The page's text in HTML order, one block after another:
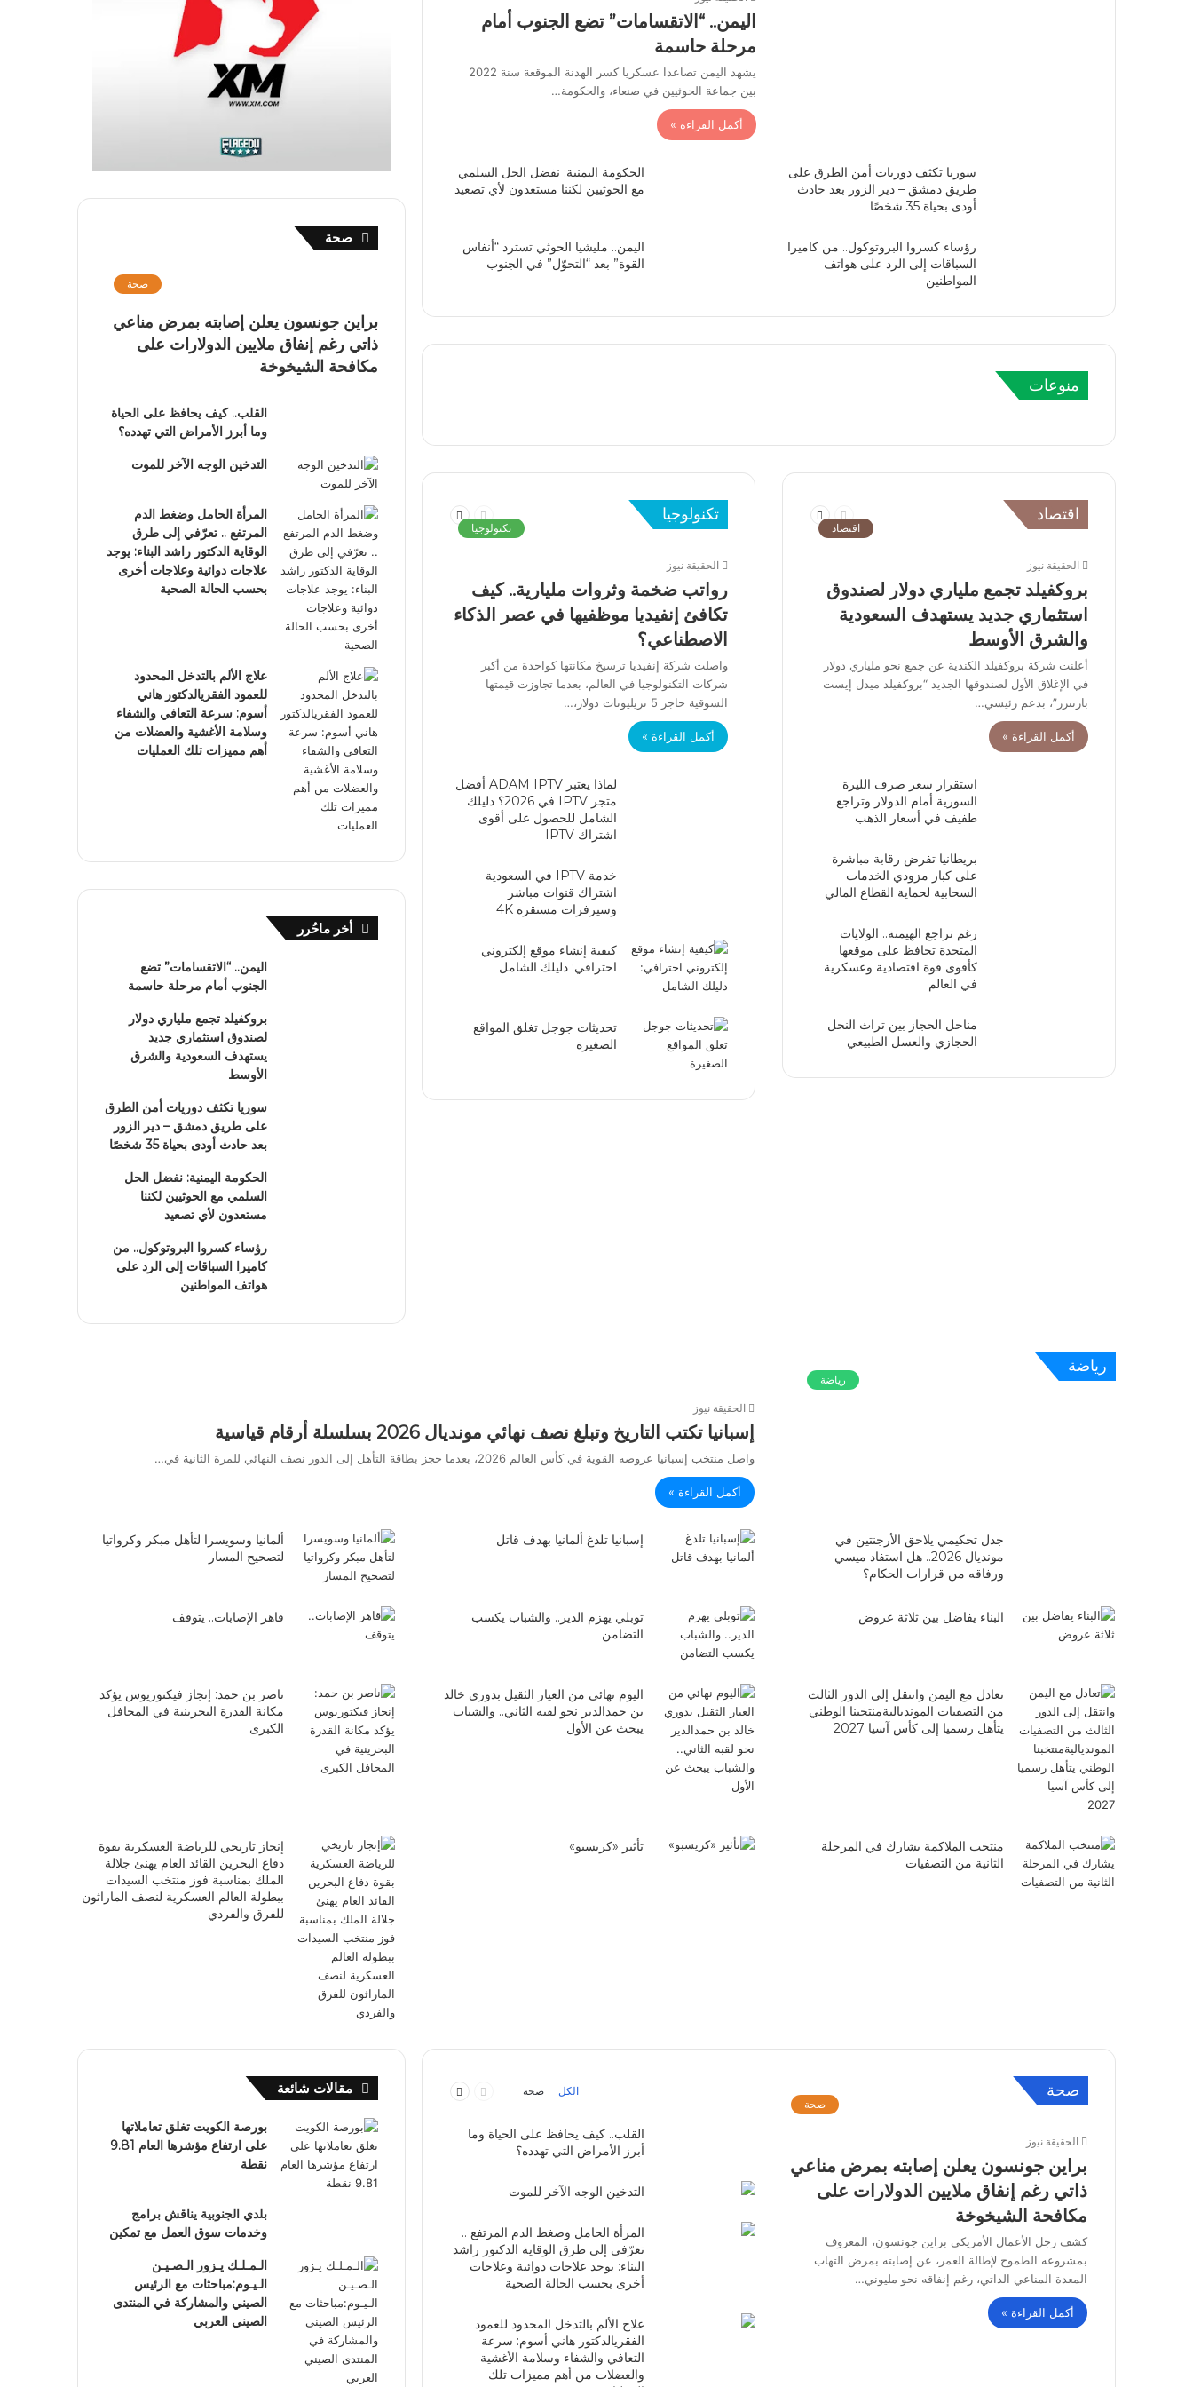
اليمن.. “الاتقسامات” تضع الجنوب أمام
مرحلة حاسمة
يشهد اليمن تصاعدا عسكريا كسر الهدنة الموقعة سنة 2022
بين جماعة الحوثيين في صنعاء، والحكومة…
أكمل القراءة »
سوريا تكثف دوريات أمن الطرق على
طريق دمشق – دير الزور بعد حادث
أودى بحياة 35 شخصًا
الحكومة اليمنية: نفضل الحل السلمي
مع الحوثيين لكننا مستعدون لأي تصعيد
رؤساء كسروا البروتوكول.. من كاميرا
السباقات إلى الرد على هواتف
المواطنين
اليمن.. مليشيا الحوثي تسترد “أنفاس
القوة” بعد “التحوّل” في الجنوب
منوعات
اقتصاد الصفحةالصفحة
اقتصاد
الحقيقة نيوز
بروكفيلد تجمع ملياري دولار لصندوق
استثماري جديد يستهدف السعودية
والشرق الأوسط
أعلنت شركة بروكفيلد الكندية عن جمع نحو ملياري دولار
في الإغلاق الأول لصندوقها الجديد “بروكفيلد ميدل إيست
بارتنرز”، بدعم رئيسي…
أكمل القراءة »
استقرار سعر صرف الليرة
السورية أمام الدولار وتراجع
طفيف في أسعار الذهب
بريطانيا تفرض رقابة مباشرة
على كبار مزودي الخدمات
السحابية لحماية القطاع المالي
رغم تراجع الهيمنة.. الولايات
المتحدة تحافظ على موقعها
كأقوى قوة اقتصادية وعسكرية
في العالم
مناحل الحجاز بين تراث النحل
الحجازي والعسل الطبيعي
تكنولوجيا الصفحةالصفحة
تكنولوجيا
الحقيقة نيوز
رواتب ضخمة وثروات مليارية.. كيف
تكافئ إنفيديا موظفيها في عصر الذكاء
الاصطناعي؟
واصلت شركة إنفيديا ترسيخ مكانتها كواحدة من أكبر
شركات التكنولوجيا في العالم، بعدما تجاوزت قيمتها
السوقية حاجز 5 تريليونات دولار،…
أكمل القراءة »
لماذا يعتبر ADAM IPTV أفضل
متجر IPTV في 2026؟ دليلك
الشامل للحصول على أقوى
اشتراك IPTV
خدمة IPTV في السعودية –
اشتراك قنوات مباشر
وسيرفرات مستقرة 4K
كيفية إنشاء موقع إلكتروني
احترافي: دليلك الشامل
تحديثات جوجل تغلق المواقع
الصغيرة
صحة
صحة
براين جونسون يعلن إصابته بمرض مناعي
ذاتي رغم إنفاق ملايين الدولارات على
مكافحة الشيخوخة
القلب.. كيف يحافظ على الحياة
وما أبرز الأمراض التي تهدده؟
التدخين الوجه الآخر للموت
المرأة الحامل وضغط الدم
المرتفع .. تعرّفي إلى طرق
الوقاية الدكتور راشد البناء: يوجد
علاجات دوائية وعلاجات أخرى
بحسب الحالة الصحية
علاج الألم بالتدخل المحدود
للعمود الفقريالدكتور هاني
أسوم: سرعة التعافي والشفاء
وسلامة الأغشية والعضلات من
أهم مميزات تلك العمليات
أخر ماحُرر
اليمن.. “الاتقسامات” تضع
الجنوب أمام مرحلة حاسمة
بروكفيلد تجمع ملياري دولار
لصندوق استثماري جديد
يستهدف السعودية والشرق
الأوسط
سوريا تكثف دوريات أمن الطرق
على طريق دمشق – دير الزور
بعد حادث أودى بحياة 35 شخصًا
الحكومة اليمنية: نفضل الحل
السلمي مع الحوثيين لكننا
مستعدون لأي تصعيد
رؤساء كسروا البروتوكول.. من
كاميرا السباقات إلى الرد على
هواتف المواطنين
رياضة
رياضة
الحقيقة نيوز
إسبانيا تكتب التاريخ وتبلغ نصف نهائي مونديال 2026 بسلسلة أرقام قياسية
واصل منتخب إسبانيا عروضه القوية في كأس العالم 2026، بعدما حجز بطاقة التأهل إلى الدور نصف النهائي للمرة الثانية في…
أكمل القراءة »
جدل تحكيمي يلاحق الأرجنتين في
مونديال 2026.. هل استفاد ميسي
ورفاقه من قرارات الحكام؟
إسبانيا تلدغ ألمانيا بهدف قاتل
ألمانيا وسويسرا لتأهل مبكر وكرواتيا
لتصحيح المسار
البناء يفاضل بين ثلاثة عروض
توبلي يهزم الدير.. والشباب يكسب
التضامن
قاهر الإصابات.. يتوقف
تعادل مع اليمن وانتقل إلى الدور الثالث
من التصفيات الموندياليةمنتخبنا الوطني
يتأهل رسميا إلى كأس آسيا 2027
اليوم نهائي من العيار الثقيل بدوري خالد
بن حمدالدير نحو لقبه الثاني.. والشباب
يبحث عن الأول
ناصر بن حمد: إنجاز فيكتوريوس يؤكد
مكانة القدرة البحرينية في المحافل
الكبرى
منتخب الملاكمة يشارك في المرحلة
الثانية من التصفيات
تأثير «كريسبو»
إنجاز تاريخي للرياضة العسكرية بقوة
دفاع البحرين القائد العام يهنئ جلالة
الملك بمناسبة فوز منتخب السيدات
ببطولة العالم العسكرية لنصف الماراثون
للفرق والفردي
صحة الكل صحة
الصفحة
صحة
الحقيقة نيوز
براين جونسون يعلن إصابته بمرض مناعي
ذاتي رغم إنفاق ملايين الدولارات على
مكافحة الشيخوخة
كشف رجل الأعمال الأمريكي براين جونسون، المعروف
بمشروعه الطموح لإطالة العمر، عن إصابته بمرض التهاب
المعدة المناعي الذاتي، رغم إنفاقه نحو مليوني…
أكمل القراءة »
القلب.. كيف يحافظ على الحياة وما
أبرز الأمراض التي تهدده؟
التدخين الوجه الآخر للموت
المرأة الحامل وضغط الدم المرتفع ..
تعرّفي إلى طرق الوقاية الدكتور راشد
البناء: يوجد علاجات دوائية وعلاجات
أخرى بحسب الحالة الصحية
علاج الألم بالتدخل المحدود للعمود
الفقريالدكتور هاني أسوم: سرعة
التعافي والشفاء وسلامة الأغشية
والعضلات من أهم مميزات تلك
مقالات شائعة
بورصة الكويت تغلق تعاملاتها
على ارتفاع مؤشرها العام 9.81
نقطة
بلدي الجنوبية يناقش برامج
وخدمات سوق العمل مع تمكين
الـمـلـك يـزور الـصـيـن
الـيـوم:مباحثات مع الرئيس
الصيني والمشاركة في المنتدى
الصيني العربي